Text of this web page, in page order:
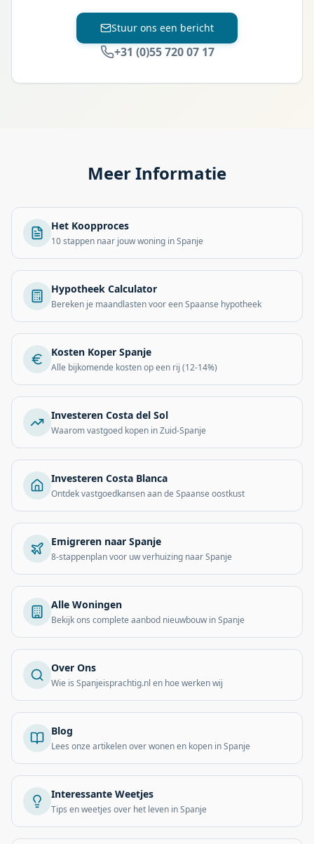
Stuur ons een bericht
+31 (0)55 720 07 17
Meer Informatie
Het Koopproces
10 stappen naar jouw woning in Spanje
Hypotheek Calculator
Bereken je maandlasten voor een Spaanse hypotheek
Kosten Koper Spanje
Alle bijkomende kosten op een rij (12-14%)
Investeren Costa del Sol
Waarom vastgoed kopen in Zuid-Spanje
Investeren Costa Blanca
Ontdek vastgoedkansen aan de Spaanse oostkust
Emigreren naar Spanje
8-stappenplan voor uw verhuizing naar Spanje
Alle Woningen
Bekijk ons complete aanbod nieuwbouw in Spanje
Over Ons
Wie is Spanjeisprachtig.nl en hoe werken wij
Blog
Lees onze artikelen over wonen en kopen in Spanje
Interessante Weetjes
Tips en weetjes over het leven in Spanje